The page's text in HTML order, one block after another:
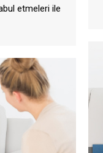
etmeleri ile